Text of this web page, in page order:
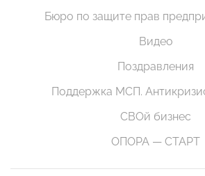
Бюро по защите прав
Видео
Поздравления
Поддержка МСП.
СВОй бизнес
ОПОРА — СТАРТ